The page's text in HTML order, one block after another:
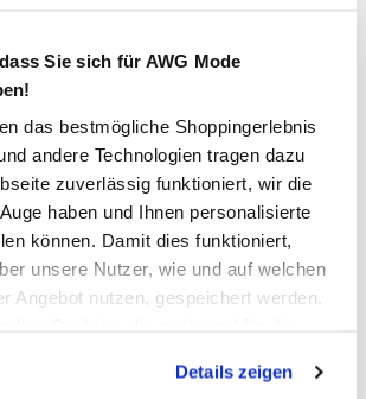
Sie sich für AWG Mode
das bestmögliche Shoppingerlebnis
andere Technologien tragen dazu
zuverlässig funktioniert, wir die
haben und Ihnen personalisierte
können. Damit dies funktioniert,
unsere Nutzer, wie und auf welchen
Angebot nutzen, gespeichert werden.
der Nutzung der Webseite auf jeden
Details zeigen
In den Warenkorb
Versand: in 1–3 Werktagen
innerhalb 14 Tage
in Ihre Wunschfiliale